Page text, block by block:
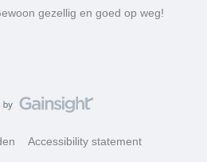
gezellig en goed op weg!
Accessibility statement